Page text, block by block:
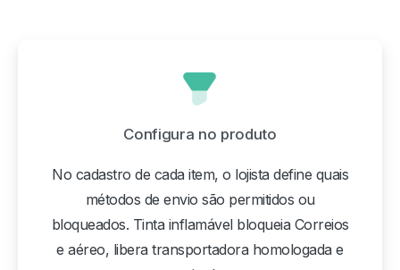
Configura no produto
No cadastro de cada item, o lojista define quais
métodos de envio são permitidos ou
bloqueados. Tinta inflamável bloqueia Correios
e aéreo, libera transportadora homologada e